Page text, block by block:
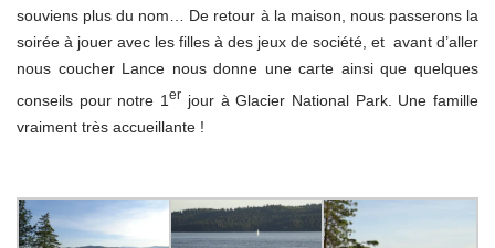
souviens plus du nom… De retour à la maison, nous passerons la
soirée à jouer avec les filles à des jeux de société, et avant d’aller
nous coucher Lance nous donne une carte ainsi que quelques
conseils pour notre 1er jour à Glacier National Park. Une famille
vraiment très accueillante !